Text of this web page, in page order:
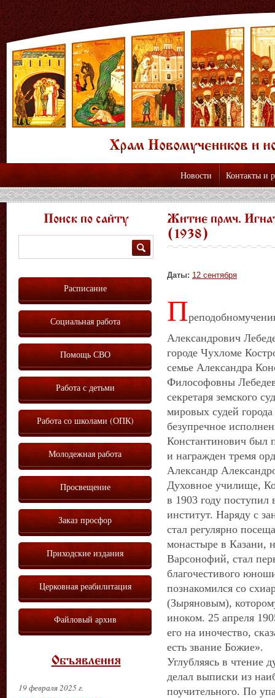
Новости Контакты и
Житие прмч.
(1938)
Даты: 12 сентября
П
Александрович
городе Чухломе
семье Александра
Философовны
секретаря земского
мировых судей
безупречное
Константинович был
и награжден тремя
Александр
Духовное училище,
в 1903 году поступил
институт. Наряду с
стал регулярно
монастыре в Казани,
Варсонофий, стал
благочестивого
познакомился со
(Зыряновым),
иноком. 25 апреля
его на иночество,
есть звание Божие».
Углубляясь в чтение
делал выписки из
поучительного. По
Поиск по сайту
Расписание
Социальная работа
Помощь СВО
Работа с детьми
Работа со школами (ОПК)
Молодежная работа
Просвещение
Заказ просфор
Приходские издания
Церковная реабилитация
Файловый архив
Объявления
19 февраля 2025 г.